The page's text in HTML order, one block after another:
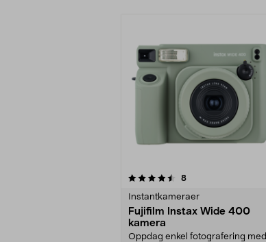
8anmeldelser
Instantkameraer
Fujifilm Instax Wide 400
kamera
Oppdag enkel fotografering med
3.5av 5 stjerner